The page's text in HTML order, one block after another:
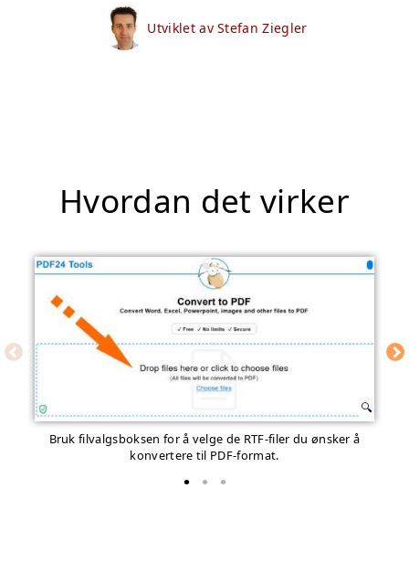
Utviklet av Stefan Ziegler
Hvordan det virker
Bruk filvalgsboksen for å velge de RTF-filer du ønsker å
konvertere til PDF-format.